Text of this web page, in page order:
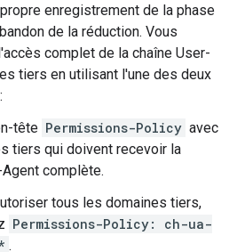
enregistrement de la phase
de la réduction. Vous
complet de la chaîne User-
tiers en utilisant l'une des deux
tête Permissions-Policy avec
tiers qui doivent recevoir la
complète.
tous les domaines tiers,
Permissions-Policy: ch-ua-
.